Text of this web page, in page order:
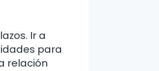
Ir a
para
relación